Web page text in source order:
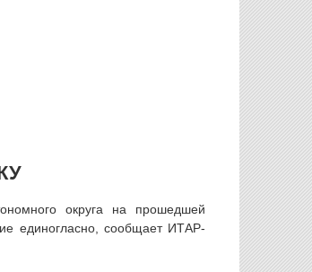
округа на прошедшей
единогласно, сообщает ИТАР-